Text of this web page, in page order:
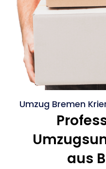
Umzug Bremen
aus